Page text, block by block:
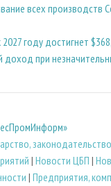
всех производств
году достигнет
доход при
законодательство
| Новости ЦБП |
| Предприятия,